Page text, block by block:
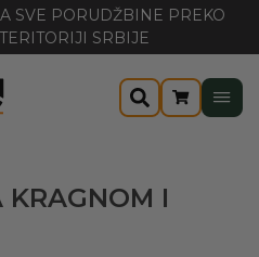
SVE PORUDŽBINE PREKO
SRBIJE
KRAGNOM I